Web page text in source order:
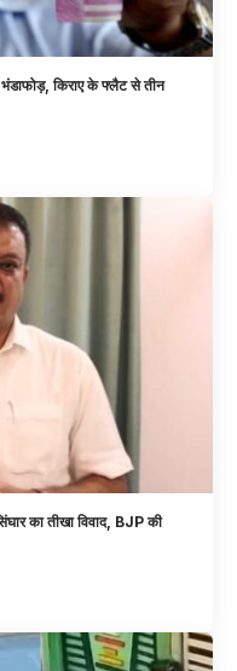
भंडाफोड़, किराए के फ्लैट से तीन
का तीखा विवाद, BJP की